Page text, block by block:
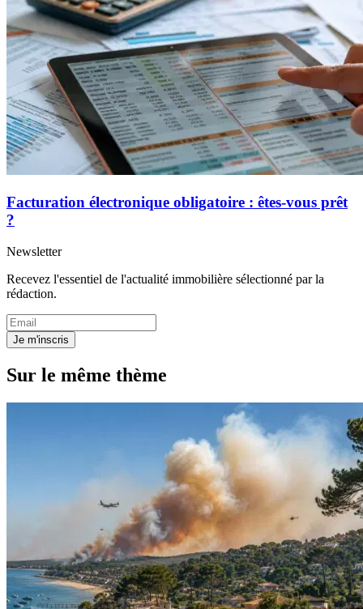
Facturation électronique obligatoire : êtes-vous prêt
?
Newsletter
Recevez l'essentiel de l'actualité immobilière sélectionné par la
rédaction.
Je m'inscris
Sur le même thème